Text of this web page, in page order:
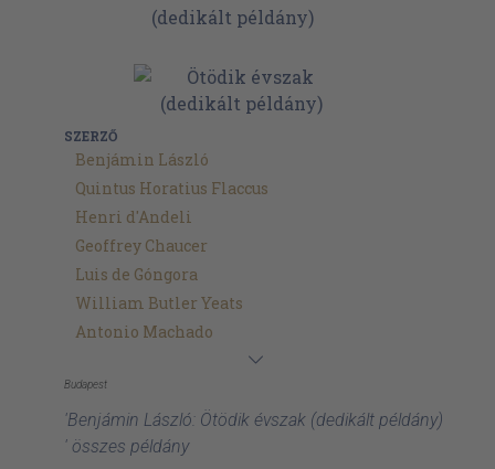
SZERZŐ
Benjámin László
Quintus Horatius Flaccus
Henri d'Andeli
Geoffrey Chaucer
Luis de Góngora
William Butler Yeats
Antonio Machado
Budapest
'Benjámin László: Ötödik évszak (dedikált példány)
' összes példány